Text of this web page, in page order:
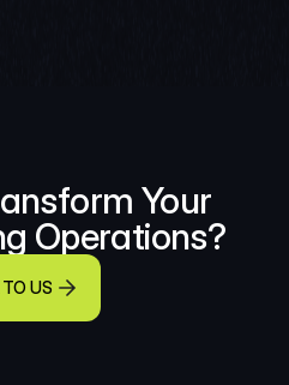
Your
Operations?
US